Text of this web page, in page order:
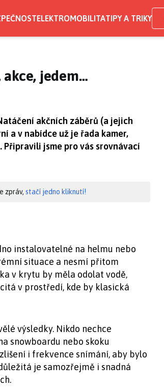
ELEKTROMOBILITATIPY A TRIKY
akce, jedem…
akčních záběrů (a jejich
a v nabídce už je řada kamer,
jsme pro vás srovnávací
zpráv, stačí jedno kliknutí!
instalovatelné na helmu nebo
situace a nesmí přitom
v krytu by měla odolat vodě,
v prostředí, kde by klasická
výsledky. Nikdo nechce
snowboardu nebo skoku
i frekvence snímání, aby bylo
je samozřejmě i snadná